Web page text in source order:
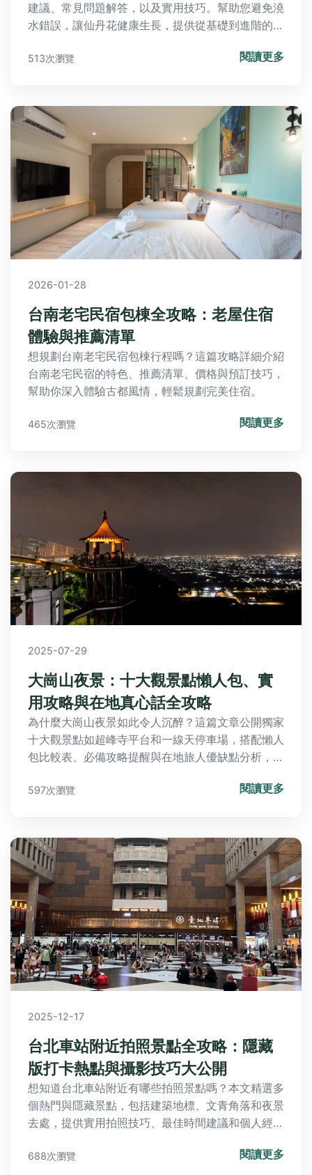
建議、常見問題解答，以及實用技巧。幫助您避免澆
水錯誤，讓仙丹花健康生長，提供從基礎到進階的完
513次瀏覽 閱讀更多
2026-01-28
台南老宅民宿包棟全攻略：老屋住宿
體驗與推薦清單
想規劃台南老宅民宿包棟行程嗎？這篇攻略詳細介紹
台南老宅民宿的特色、推薦清單、價格與預訂技巧，
幫助你深入體驗古都風情，輕鬆規劃完美住宿。
465次瀏覽 閱讀更多
2025-07-29
大崗山夜景：十大觀景點懶人包、實
用攻略與在地真心話全攻略
為什麼大崗山夜景如此令人沉醉？這篇文章公開獨家
十大觀景點如超峰寺平台和一線天停車場，搭配懶人
包比較表、必備攻略提醒與在地旅人優缺點分析，還
景秘境！
597次瀏覽 閱讀更多
2025-12-17
台北車站附近拍照景點全攻略：隱藏
版打卡熱點與攝影技巧大公開
想知道台北車站附近有哪些拍照景點嗎？本文精選多
個熱門與隱藏景點，包括建築地標、文青角落和夜景
去處，提供實用拍照技巧、最佳時間建議和個人經驗
688次瀏覽 閱讀更多